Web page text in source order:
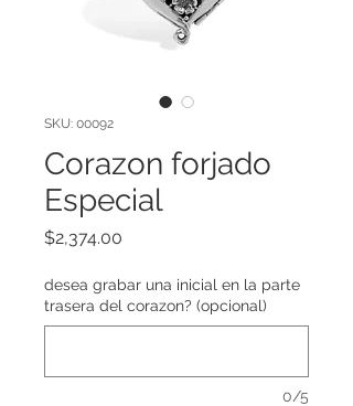
SKU: 00092
Corazon forjado
Especial
$2,374.00
desea grabar una inicial en la parte
trasera del corazon? (opcional)
0/5